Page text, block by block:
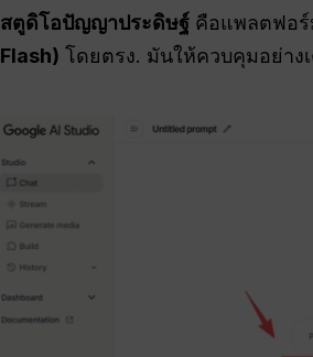
สตูดิโอปัญญาประดิษฐ์ คือแพลตฟอร์
Flash) โดยตรง. มันให้ควบคุมอย่าง